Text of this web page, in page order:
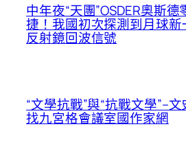
中年夜“天團”OSDER奧斯德
捷！我國初次探測到月球新
反射鏡回波信號
“文學抗戰”與“抗戰文學”–文
找九宮格會議室國作家網